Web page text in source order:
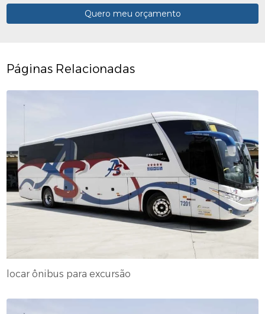
Quero meu orçamento
Páginas Relacionadas
locar ônibus para excursão